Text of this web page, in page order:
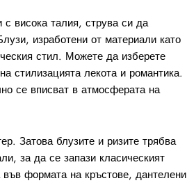
с висока талия, струва си да
изработени от материали като
стил. Можете да изберете
стилизацията лекота и романтика.
се вписват в атмосферата на
Затова блузите и ризите трябва
за да се запази класическият
формата на кръстове, дантелени